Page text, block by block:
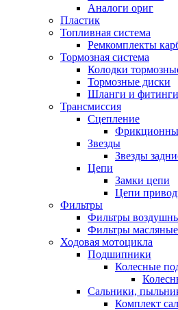
Аналоги ориг
Пластик
Топливная система
Ремкомплекты
Тормозная система
Колодки
Тормозные диски
Шланги и фитинги
Трансмиссия
Cцепление
Звезды
Звезды
Цепи
Замки цепи
Цепи
Фильтры
Фильтры
Фильтры масляные
Ходовая мотоцикла
Подшипники
Колесные
Сальники,
Комплект